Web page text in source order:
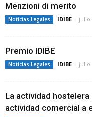
Menzioni di merito
Noticias Legales IDIBE - julio
Premio IDIBE
Noticias Legales IDIBE - julio
La actividad
actividad comercial a